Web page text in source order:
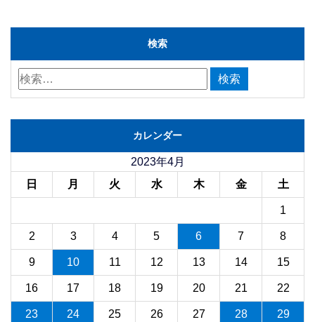
検索
カレンダー
2023年4月
日
月 火 水 木 金 土
1
2 3 4 5 6 7 8
9 10 11 12 13 14 15
16 17 18 19 20 21 22
23 24 25 26 27 28 29